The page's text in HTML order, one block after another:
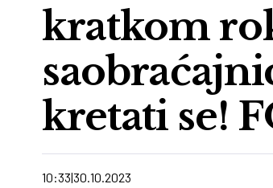
kratkom
kretati se!
10:33 30.10.2023